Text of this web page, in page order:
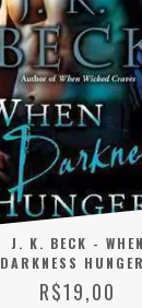
J. K. BECK - WHEN
DARKNESS
R$19,00